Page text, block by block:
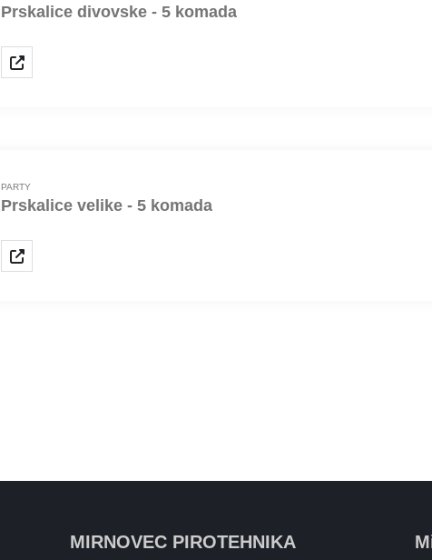
Prskalice divovske - 5 komada
PARTY
Prskalice velike - 5 komada
MIRNOVEC PIROTEHNIKA